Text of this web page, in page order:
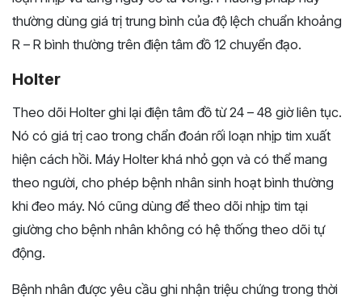
thường dùng giá trị trung bình của độ lệch chuẩn khoảng
R – R bình thường trên điện tâm đồ 12 chuyển đạo.
Holter
Theo dõi Holter ghi lại điện tâm đồ từ 24 – 48 giờ liên tục.
Nó có giá trị cao trong chẩn đoán rối loạn nhịp tim xuất
hiện cách hồi. Máy Holter khá nhỏ gọn và có thể mang
theo người, cho phép bệnh nhân sinh hoạt bình thường
khi đeo máy. Nó cũng dùng để theo dõi nhịp tim tại
giường cho bệnh nhân không có hệ thống theo dõi tự
động.
Bệnh nhân được yêu cầu ghi nhận triệu chứng trong thời